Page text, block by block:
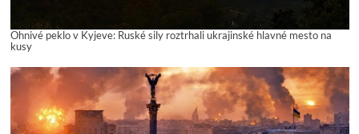
Ohnivé peklo v Kyjeve: Ruské sily roztrhali ukrajinské hlavné mesto na
kusy